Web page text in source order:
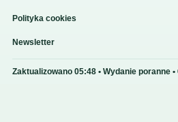
Polityka cookies
Newsletter
Zaktualizowano 05:48 • Wydanie poranne